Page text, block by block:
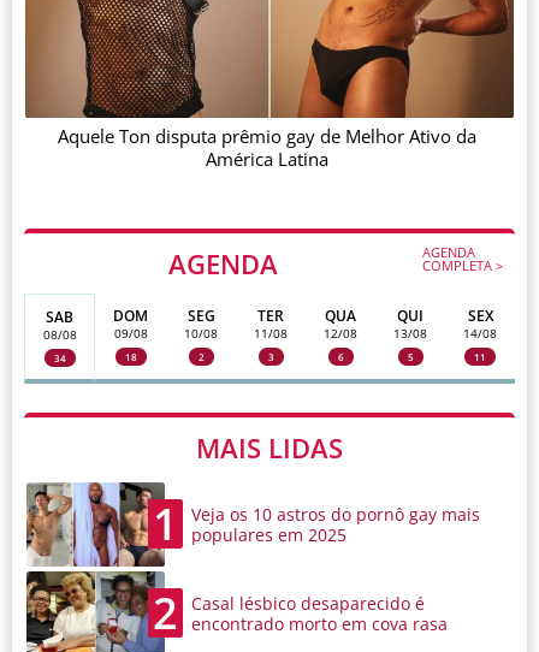
AGENDA AGENDA
COMPLETA >
SAB
08/08
34
DOM
09/08
18
SEG
10/08
2
TER
11/08
3
QUA
12/08
6
QUI
13/08
5
SEX
14/08
11
MAIS LIDAS
1
Veja os 10 astros do pornô gay mais
populares em 2025
2
Casal lésbico desaparecido é
encontrado morto em cova rasa
Aquele Ton disputa prêmio gay de Melhor Ativo da
América Latina